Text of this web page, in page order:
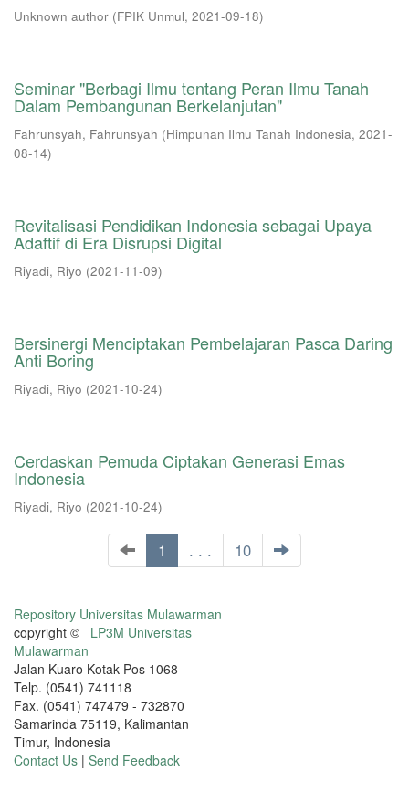
Unknown author (FPIK Unmul, 2021-09-18)
Seminar "Berbagi Ilmu tentang Peran Ilmu Tanah
Dalam Pembangunan Berkelanjutan"
Fahrunsyah, Fahrunsyah (Himpunan Ilmu Tanah Indonesia, 2021-
08-14)
Revitalisasi Pendidikan Indonesia sebagai Upaya
Adaftif di Era Disrupsi Digital
Riyadi, Riyo (2021-11-09)
Bersinergi Menciptakan Pembelajaran Pasca Daring
Anti Boring
Riyadi, Riyo (2021-10-24)
Cerdaskan Pemuda Ciptakan Generasi Emas
Indonesia
Riyadi, Riyo (2021-10-24)
1 . . . 10
Repository Universitas Mulawarman
copyright © LP3M Universitas
Mulawarman
Jalan Kuaro Kotak Pos 1068
Telp. (0541) 741118
Fax. (0541) 747479 - 732870
Samarinda 75119, Kalimantan
Timur, Indonesia
Contact Us | Send Feedback